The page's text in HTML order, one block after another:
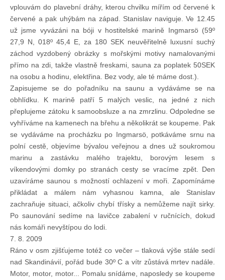
vplouvám do plavební dráhy, kterou chvilku mířím od červené k
červené a pak uhýbám na západ. Stanislav naviguje. Ve 12.45
už jsme vyvázáni na bóji v hostitelské marině Ingmarsö (59º
27,9 N, 018º 45,4 E, za 180 SEK neuvěřitelně luxusní suchý
záchod vyzdobený obrázky s mořskými motivy namalovanými
přímo na zdi, takže vlastně freskami, sauna za poplatek 50SEK
na osobu a hodinu, elektřina. Bez vody, ale té máme dost.).
Zapisujeme se do pořadníku na saunu a vydáváme se na
obhlídku. K marině patří 5 malých veslic, na jedné z nich
přeplujeme zátoku k samoobsluze a na zmrzlinu. Odpoledne se
vyhříváme na kamenech na břehu a několikrát se koupeme. Pak
se vydáváme na procházku po Ingmarsö, potkáváme srnu na
polní cestě, objevíme bývalou veřejnou a dnes už soukromou
marinu a zastávku malého trajektu, borovým lesem s
víkendovými domky po stranách cesty se vracíme zpět. Den
uzavíráme saunou s možností ochlazení v moři. Zapomínáme
přikládat a málem nám vyhasnou kamna, ale Stanislav
zachraňuje situaci, ačkoliv chybí třísky a nemůžeme najít sirky.
Po saunování sedíme na lavičce zabalení v ručnících, dokud
nás komáři nevyštípou do lodi.
7. 8. 2009
Ráno v osm zjišťujeme totéž co večer – tlaková výše stále sedí
nad Skandinávií, pořád bude 30º C a vítr zůstává mrtev nadále.
Motor, motor, motor... Pomalu snídáme, naposledy se koupeme